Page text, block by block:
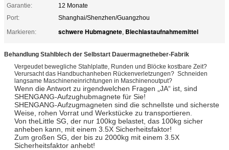
Garantie:
12 Monate
Port:
Shanghai/Shenzhen/Guangzhou
Markieren:
schwere Hubmagnete, Blechlastaufnahmemittel
Behandlung Stahlblech der Selbstart Dauermagnetheber-Fabrik
Vergeudet bewegliche Stahlplatte, Runden und Blöcke kostbare Zeit?
Verursacht das Handbuchanheben Rückenverletzungen? Schneiden
langsame Maschineneinrichtungen in Maschinenoutput?
Wenn die Antwort zu irgendwelchen Fragen „JA“ ist, sind
SHENGANG-Aufzughubmagnete für Sie!
SHENGANG-Aufzugmagneten sind die schnellste und sicherste
Weise, rohen Vorrat und Werkstücke zu transportieren.
Von theLittle SG, der nur 100kg belastet, das 100kg sicher
anheben kann, mit einem 3.5X Sicherheitsfaktor!
Zum großen SG, der bis zu 2000kg mit einem 3.5X
Sicherheitsfaktor anhebt!